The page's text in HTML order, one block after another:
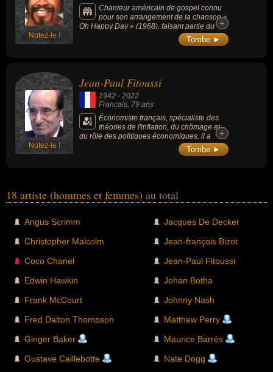
Notez-le !
Chanteur américain de gospel connu
pour son arrangement de la chanson «
Oh Happy Day » (1968), faisant partie du
Songs of the Century (les plus grandes
+
+
Tombe ►
Notez-le !
Jean-Paul Fitoussi
1942 - 2022
Francais, 79 ans
Économiste français, spécialiste des
théories de l'inflation, du chômage et
du rôle des politiques économiques, il a
présidé l’Observatoire français des
conjonctures économiques de 1989 à 2010.
+
+
Tombe ►
18 artiste (hommes et femmes) au total
Angus Scrimm
Christopher Malcolm
Coco Chanel
Edwin Hawkin
Frank McCourt
Fred Dalton Thompson
Ginger Baker
Gustave Caillebotte
Jacques De Decker
Jean-françois Bizot
Jean-Paul Fitoussi
Johan Botha
Johnny Nash
Matthew Perry
Maurice Barrès
Nate Dogg